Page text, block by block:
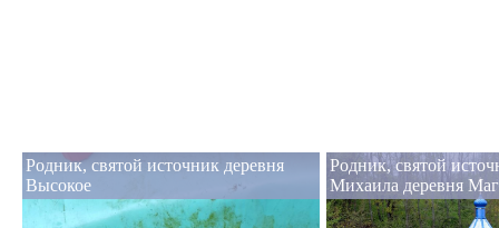
Родник, святой источник деревня
Высокое
Родник, святой
Михаила деревня